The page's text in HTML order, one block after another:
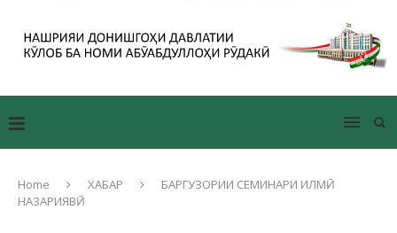
Home ХАБАР
БАРГУЗОРИИ СЕМИНАРИ ИЛМӢ-
НАЗАРИЯВӢ